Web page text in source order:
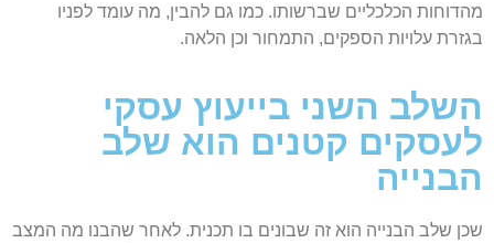
מהדוחות הכלכליים שברשותו. כמו גם להבין, מה עומד לפניו
בגזרת עלויות הספקים, התמחור וכן הלאה.
השלב השני בייעוץ עסקי
לעסקים קטנים הוא שלב
הבנייה
שכן שלב הבנייה הוא זה שבונים בו תכנית. לאחר שהבנו מה המצב